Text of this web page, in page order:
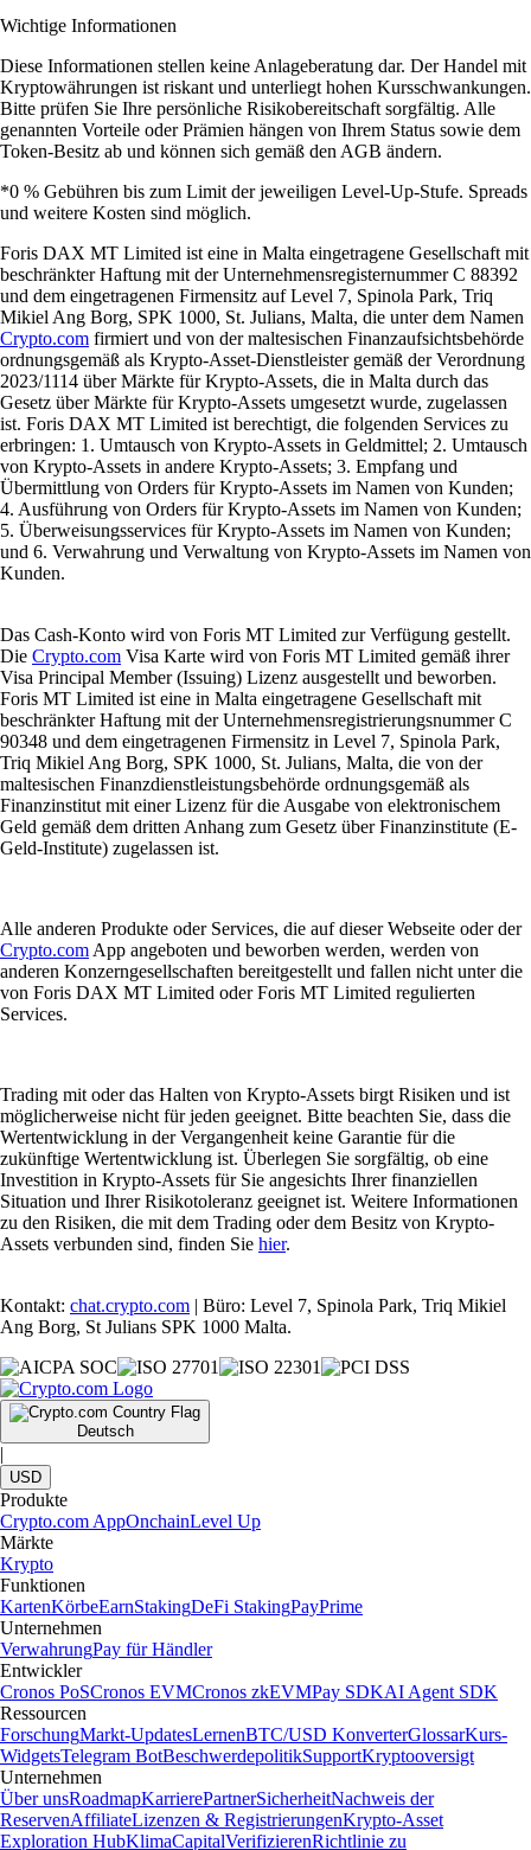
Wichtige Informationen
Diese Informationen stellen keine Anlageberatung dar. Der Handel mit
Kryptowährungen ist riskant und unterliegt hohen Kursschwankungen.
Bitte prüfen Sie Ihre persönliche Risikobereitschaft sorgfältig. Alle
genannten Vorteile oder Prämien hängen von Ihrem Status sowie dem
Token-Besitz ab und können sich gemäß den AGB ändern.
*0 % Gebühren bis zum Limit der jeweiligen Level-Up-Stufe. Spreads
und weitere Kosten sind möglich.
Foris DAX MT Limited ist eine in Malta eingetragene Gesellschaft mit
beschränkter Haftung mit der Unternehmensregisternummer C 88392
und dem eingetragenen Firmensitz auf Level 7, Spinola Park, Triq
Mikiel Ang Borg, SPK 1000, St. Julians, Malta, die unter dem Namen
Crypto.com firmiert und von der maltesischen Finanzaufsichtsbehörde
ordnungsgemäß als Krypto-Asset-Dienstleister gemäß der Verordnung
2023/1114 über Märkte für Krypto-Assets, die in Malta durch das
Gesetz über Märkte für Krypto-Assets umgesetzt wurde, zugelassen
ist. Foris DAX MT Limited ist berechtigt, die folgenden Services zu
erbringen: 1. Umtausch von Krypto-Assets in Geldmittel; 2. Umtausch
von Krypto-Assets in andere Krypto-Assets; 3. Empfang und
Übermittlung von Orders für Krypto-Assets im Namen von Kunden;
4. Ausführung von Orders für Krypto-Assets im Namen von Kunden;
5. Überweisungsservices für Krypto-Assets im Namen von Kunden;
und 6. Verwahrung und Verwaltung von Krypto-Assets im Namen von
Kunden.
Das Cash-Konto wird von Foris MT Limited zur Verfügung gestellt.
Die Crypto.com Visa Karte wird von Foris MT Limited gemäß ihrer
Visa Principal Member (Issuing) Lizenz ausgestellt und beworben.
Foris MT Limited ist eine in Malta eingetragene Gesellschaft mit
beschränkter Haftung mit der Unternehmensregistrierungsnummer C
90348 und dem eingetragenen Firmensitz in Level 7, Spinola Park,
Triq Mikiel Ang Borg, SPK 1000, St. Julians, Malta, die von der
maltesischen Finanzdienstleistungsbehörde ordnungsgemäß als
Finanzinstitut mit einer Lizenz für die Ausgabe von elektronischem
Geld gemäß dem dritten Anhang zum Gesetz über Finanzinstitute (E-
Geld-Institute) zugelassen ist.
Alle anderen Produkte oder Services, die auf dieser Webseite oder der
Crypto.com App angeboten und beworben werden, werden von
anderen Konzerngesellschaften bereitgestellt und fallen nicht unter die
von Foris DAX MT Limited oder Foris MT Limited regulierten
Services.
Trading mit oder das Halten von Krypto-Assets birgt Risiken und ist
möglicherweise nicht für jeden geeignet. Bitte beachten Sie, dass die
Wertentwicklung in der Vergangenheit keine Garantie für die
zukünftige Wertentwicklung ist. Überlegen Sie sorgfältig, ob eine
Investition in Krypto-Assets für Sie angesichts Ihrer finanziellen
Situation und Ihrer Risikotoleranz geeignet ist. Weitere Informationen
zu den Risiken, die mit dem Trading oder dem Besitz von Krypto-
Assets verbunden sind, finden Sie hier.
Kontakt: chat.crypto.com | Büro: Level 7, Spinola Park, Triq Mikiel
Ang Borg, St Julians SPK 1000 Malta.
Deutsch
|
USD
Produkte
Crypto.com AppOnchainLevel Up
Märkte
Krypto
Funktionen
KartenKörbeEarnStakingDeFi StakingPayPrime
Unternehmen
VerwahrungPay für Händler
Entwickler
Cronos PoSCronos EVMCronos zkEVMPay SDKAI Agent SDK
Ressourcen
ForschungMarkt-UpdatesLernenBTC/USD KonverterGlossarKurs-
WidgetsTelegram BotBeschwerdepolitikSupportKryptooversigt
Unternehmen
Über unsRoadmapKarrierePartnerSicherheitNachweis der
ReservenAffiliateLizenzen & RegistrierungenKrypto-Asset
Exploration HubKlimaCapitalVerifizierenRichtlinie zu